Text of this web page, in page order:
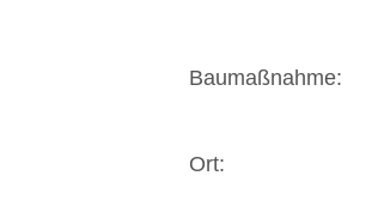
Baumaßnahme:
Ort: